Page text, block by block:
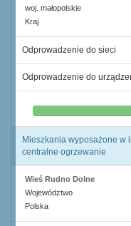
woj. małopolskie
Kraj
Odprowadzenie do sieci
Odprowadzenie do
0,0%
Mieszkania wyposażone w
centralne ogrzewanie
Wieś Rudno Dolne
Województwo
Polska